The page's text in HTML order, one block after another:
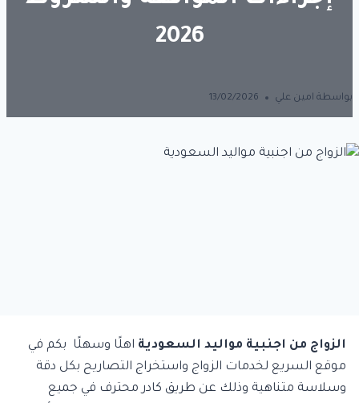
2026
بواسطة امين علي 13/02/2026
الزواج من اجنبية مواليد السعودية اهلًا وسهلًا بكم في
موقع السريع لخدمات الزواج واستخراج التصاريح بكل دقة
وسلاسة متناهية وذلك عن طريق كادر محترف في جميع